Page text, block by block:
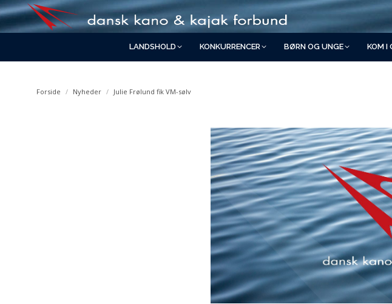
LANDSHOLD KONKURRENCER BØRN OG UNGE KOM I
You are here:
Forside Nyheder Julie Frølund fik VM-sølv